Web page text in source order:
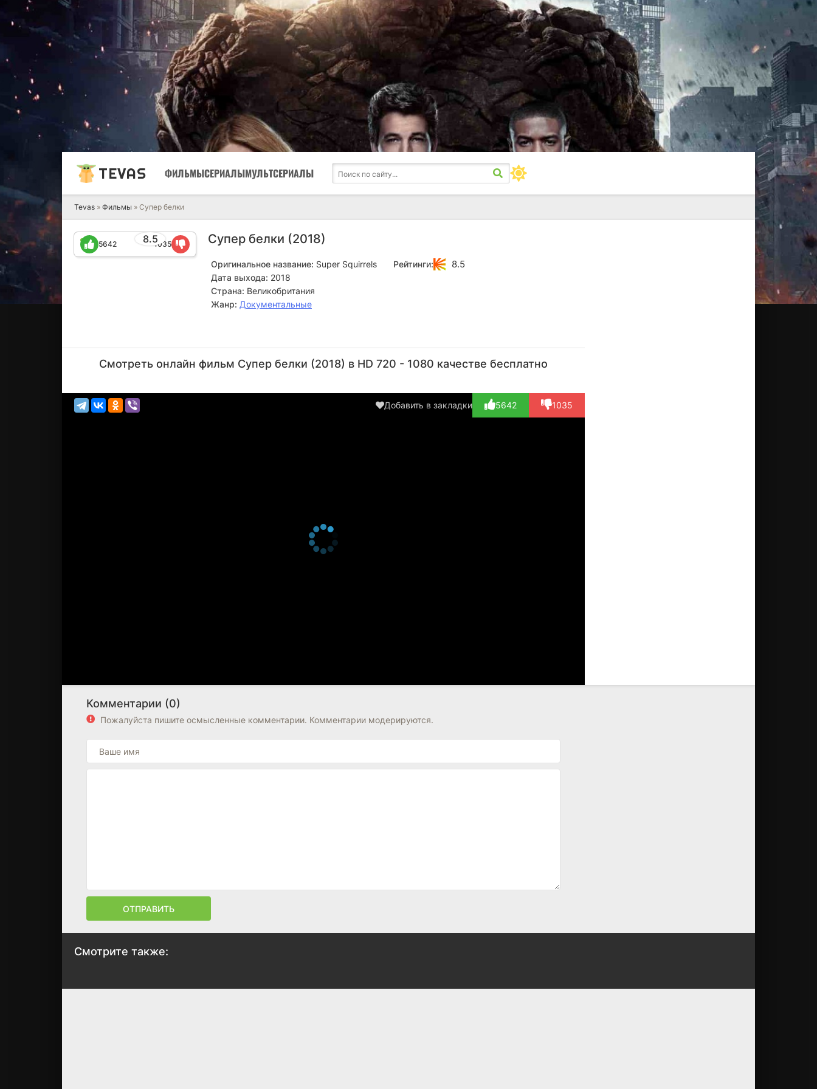
TEVAS ФИЛЬМЫСЕРИАЛЫМУЛЬТСЕРИАЛЫ
Tevas » Фильмы » Супер белки
Супер белки (2018)
8.5
5642 1035
Оригинальное название: Super Squirrels
Дата выхода: 2018
Страна: Великобритания
Жанр: Документальные
Рейтинги: 8.5
Смотреть онлайн фильм Супер белки (2018) в HD 720 - 1080 качестве бесплатно
Добавить в закладки 5642 1035
Комментарии (0)
Пожалуйста пишите осмысленные комментарии. Комментарии модерируются.
ОТПРАВИТЬ
Смотрите также: